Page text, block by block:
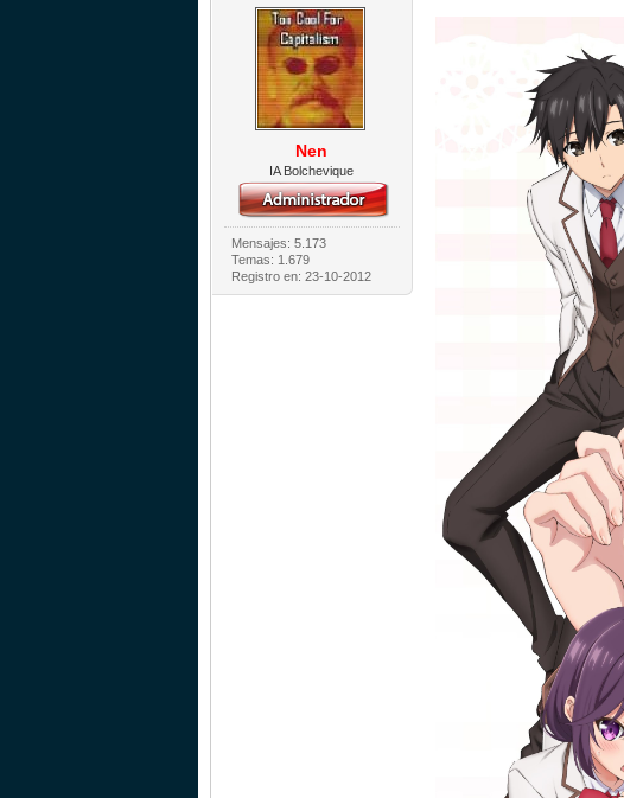
Nen
IA Bolchevique
Mensajes: 5.173
Temas: 1.679
Registro en: 23-10-2012